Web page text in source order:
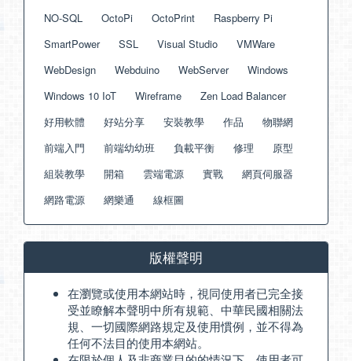
NO-SQL
OctoPi OctoPrint
Raspberry Pi
SmartPower
SSL Visual Studio
VMWare
WebDesign
Webduino WebServer
Windows
Windows 10 IoT
Wireframe
Zen Load Balancer
好用軟體
好站分享 安裝教學 作品
物聯網
前端入門
前端幼幼班 負載平衡 修理
原型
組裝教學
開箱 雲端電源 實戰
網頁伺服器
網路電源
網樂通 線框圖
版權聲明
在瀏覽或使用本網站時，視同使用者已完全接
受並瞭解本聲明中所有規範、中華民國相關法
規、一切國際網路規定及使用慣例，並不得為
任何不法目的使用本網站。